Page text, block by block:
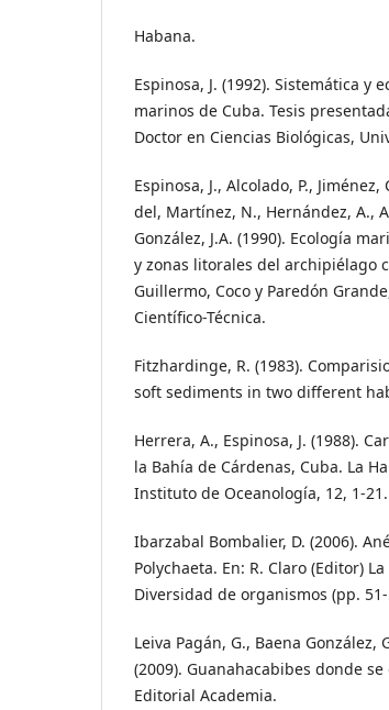
Habana.
Espinosa, J. (1992). Sistemática y
marinos de Cuba. Tesis
Doctor en Ciencias Biológicas,
Espinosa, J., Alcolado, P.,
del, Martínez, N., Hernández, A.,
González, J.A. (1990). Ecología
y zonas litorales del archipiélago
Guillermo, Coco y Paredón
Científico-Técnica.
Fitzhardinge, R. (1983).
soft sediments in two different
Herrera, A., Espinosa, J. (1988).
la Bahía de Cárdenas, Cuba. La
Instituto de Oceanología, 12, 1-21.
Ibarzabal Bombalier, D. (2006).
Polychaeta. En: R. Claro (Editor)
Diversidad de organismos (pp. 51-
Leiva Pagán, G., Baena González,
(2009). Guanahacabibes donde
Editorial Academia.